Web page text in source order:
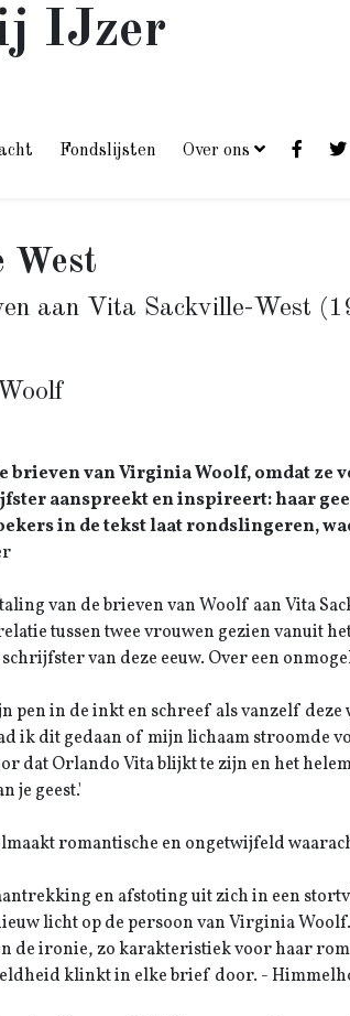
IJzer
Fondslijsten Over ons
West
aan Vita Sackville-West
brieven van Virginia Woolf, omdat
aanspreekt en inspireert: haar
in de tekst laat rondslingeren,
van de brieven van Woolf aan Vita
tussen twee vrouwen gezien vanuit
van deze eeuw. Over een
pen in de inkt en schreef als vanzelf
ik dit gedaan of mijn lichaam stroomde
dat Orlando Vita blijkt te zijn en het
je geest.'
romantische en ongetwijfeld
en afstoting uit zich in een
licht op de persoon van Virginia
de ironie, zo karakteristiek voor haar
klinkt in elke brief door. -